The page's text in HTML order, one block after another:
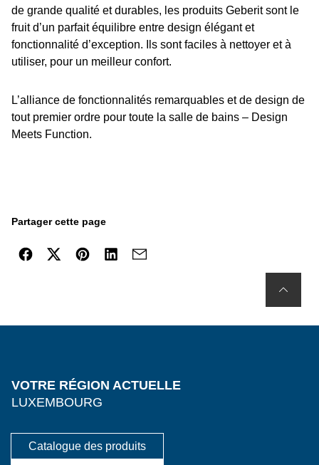
de grande qualité et durables, les produits Geberit sont le
fruit d’un parfait équilibre entre design élégant et
fonctionnalité d’exception. Ils sont faciles à nettoyer et à
utiliser, pour un meilleur confort.
L’alliance de fonctionnalités remarquables et de design de
tout premier ordre pour toute la salle de bains – Design
Meets Function.
Partager cette page
VOTRE RÉGION ACTUELLE
LUXEMBOURG
Catalogue des produits